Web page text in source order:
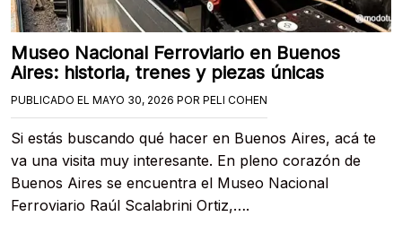
Museo Nacional Ferroviario en Buenos
Aires: historia, trenes y piezas únicas
PUBLICADO EL MAYO 30, 2026 POR PELI COHEN
Si estás buscando qué hacer en Buenos Aires, acá te
va una visita muy interesante. En pleno corazón de
Buenos Aires se encuentra el Museo Nacional
Ferroviario Raúl Scalabrini Ortiz,….